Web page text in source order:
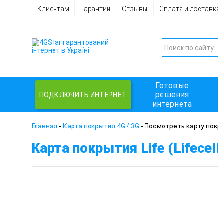
Клиентам Гарантии Отзывы Оплата и
ПОДКЛЮЧИТЬ ИНТЕРНЕТ
Готовые
решения
интернета
Главная - Карта покрытия 4G / 3G - Посмотреть карту
Карта покрытия Life